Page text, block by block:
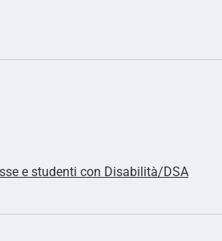
e studenti con Disabilità/DSA